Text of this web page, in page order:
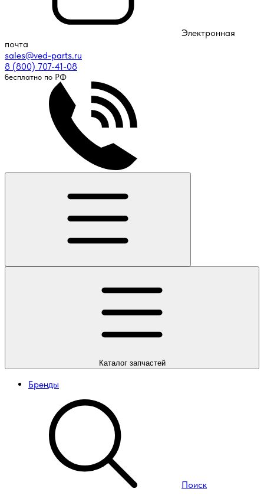
Электронная
почта
sales@ved-parts.ru
8 (800) 707-41-08
бесплатно по РФ
Каталогзапчастей
Бренды
Поиск